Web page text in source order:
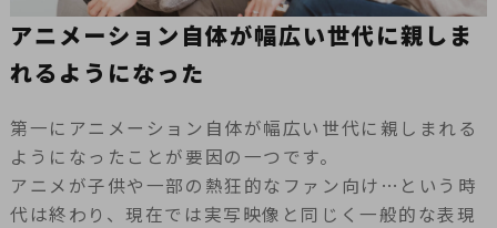
アニメーション自体が幅広い世代に親しま
れるようになった
第一にアニメーション自体が幅広い世代に親しまれる
ようになったことが要因の一つです。
アニメが子供や一部の熱狂的なファン向け…という時
代は終わり、現在では実写映像と同じく一般的な表現